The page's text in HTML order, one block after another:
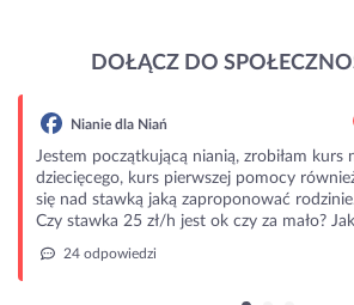
DOŁĄCZ DO
Nianie dla Niań
Jestem początkującą nianią, zrobiłam kurs
dziecięcego, kurs pierwszej pomocy
się nad stawką jaką zaproponować
Czy stawka 25 zł/h jest ok czy za mało?
24 odpowiedzi